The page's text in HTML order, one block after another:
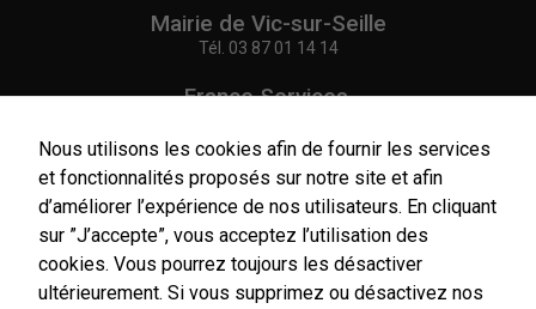
Mairie de Vic-sur-Seille
Tél. 03 87 01 14 14
France Services,
Tél.03 87 86 41 48
NOUS CONTACTER
Nous utilisons les cookies afin de fournir les services
et fonctionnalités proposés sur notre site et afin
d’améliorer l’expérience de nos utilisateurs. En cliquant
sur ”J’accepte”, vous acceptez l’utilisation des
cookies. Vous pourrez toujours les désactiver
ultérieurement. Si vous supprimez ou désactivez nos
Ces cookies
sont utiles au
bon
de notre site
Statistiques
Afin de vous
proposer des
évolutions et
d'établir des